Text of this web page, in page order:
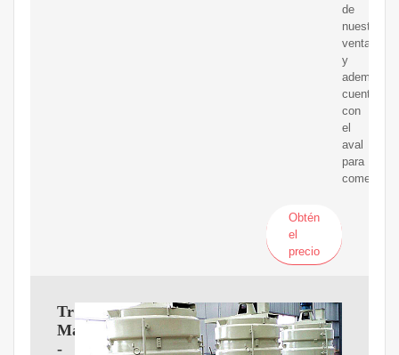
de
nuestras
ventas
y
además
cuenta
con
el
aval
para
Obtén
el
precio
Trade
Map
-